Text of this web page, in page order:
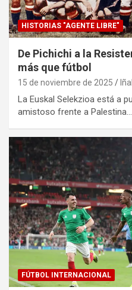
HISTORIAS "AGENTE LIBRE"
De Pichichi a la
más que fútbol
15 de noviembre de 2025
La Euskal Selekzioa está a
amistoso frente a Palestina…
FÚTBOL INTERNACIONAL